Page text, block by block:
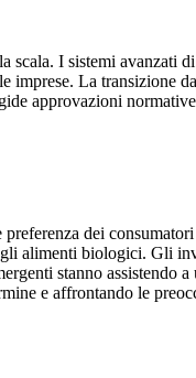
I sistemi avanzati
imprese. La transizione
approvazioni
preferenza dei
alimenti biologici. Gli
stanno assistendo
e affrontando le